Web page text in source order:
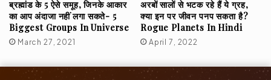
ब्रह्मांड के 5 ऐसे समूह, जिनके आकार
का आप अंदाजा नहीं लगा सकते- 5
Biggest Groups In Universe
March 27, 2021
अरबों सालों से भटक रहे हैं ये ग्रह,
क्या इन पर जीवन पनप सकता है?
Rogue Planets In Hindi
April 7, 2022